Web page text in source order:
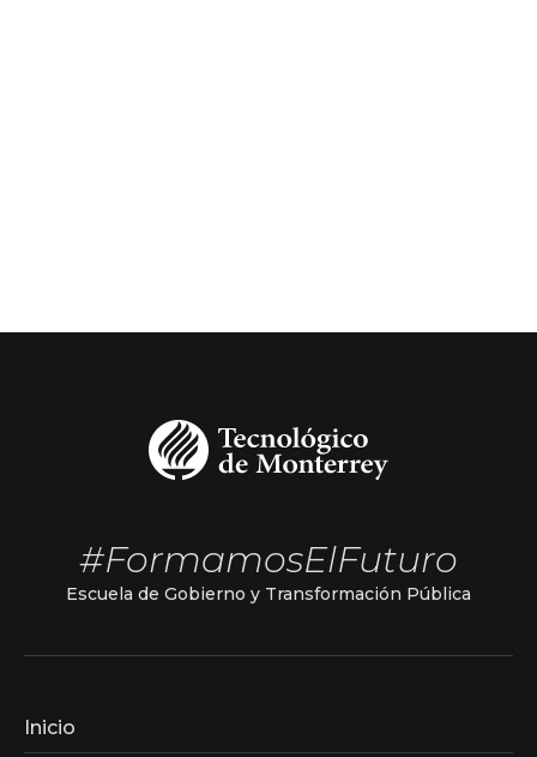
#FormamosElFuturo
Escuela de Gobierno y Transformación Pública
Inicio